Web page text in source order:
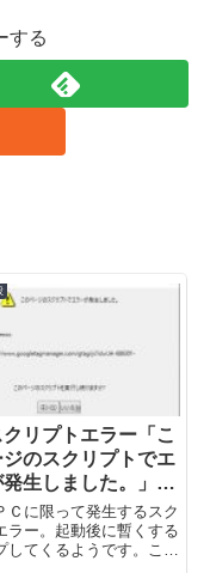
する
リプトエラー「こ
のスクリプトでエ
生しました。」を
いるやつを特定し
･´)
Ｃに限って発生するスク
ラー。起動後に暫くする
してくるようです。この